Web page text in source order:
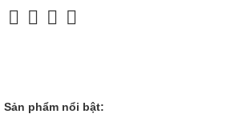
Sản phẩm nổi bật: